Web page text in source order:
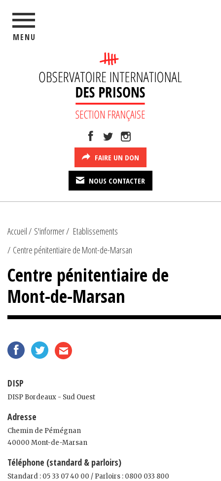
MENU
FAIRE UN DON
NOUS CONTACTER
Accueil S'informer
Etablissements
Centre pénitentiaire de Mont-de-Marsan
Centre pénitentiaire de
Mont-de-Marsan
DISP
DISP Bordeaux - Sud Ouest
Adresse
Chemin de Pémégnan
40000 Mont-de-Marsan
Téléphone (standard & parloirs)
Standard : 05 33 07 40 00 / Parloirs : 0800 033 800